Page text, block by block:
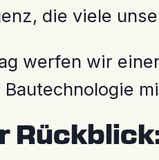
die viele
werfen wir